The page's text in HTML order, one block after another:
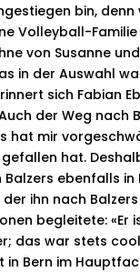
bin, denn
Volleyball-
von Susanne
in der Auswahl
sich Fabian
der Weg nach
hat mir
gefallen hat.
ebenfalls in
der ihn nach
begleitete: «Er
das war stets
in Bern im